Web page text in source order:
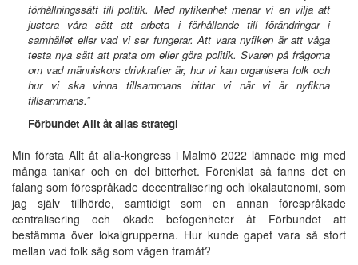
förhållningssätt till politik. Med nyfikenhet menar vi en vilja att
justera våra sätt att arbeta i förhållande till förändringar i
samhället eller vad vi ser fungerar. Att vara nyfiken är att våga
testa nya sätt att prata om eller göra politik. Svaren på frågorna
om vad människors drivkrafter är, hur vi kan organisera folk och
hur vi ska vinna tillsammans hittar vi när vi är nyfikna
tillsammans.”
Förbundet Allt åt allas strategi
Min första Allt åt alla-kongress i Malmö 2022 lämnade mig med
många tankar och en del bitterhet. Förenklat så fanns det en
falang som förespråkade decentralisering och lokalautonomi, som
jag själv tillhörde, samtidigt som en annan förespråkade
centralisering och ökade befogenheter åt Förbundet att
bestämma över lokalgrupperna. Hur kunde gapet vara så stort
mellan vad folk såg som vägen framåt?